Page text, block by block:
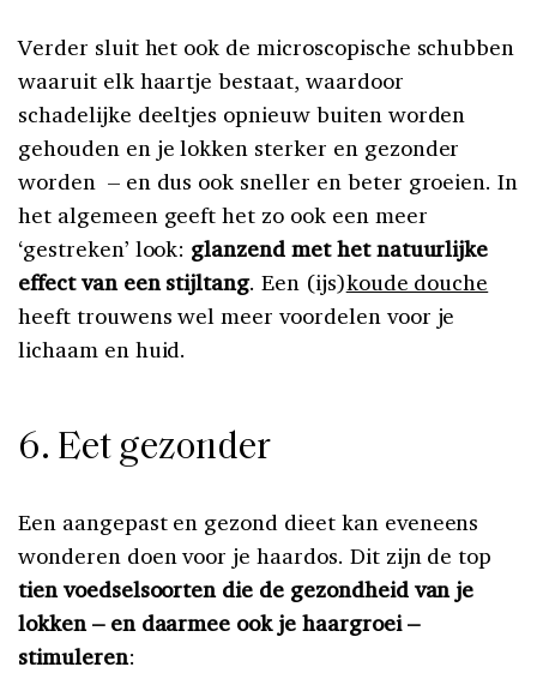
Verder sluit het ook de microscopische schubben
waaruit elk haartje bestaat, waardoor
schadelijke deeltjes opnieuw buiten worden
gehouden en je lokken sterker en gezonder
worden – en dus ook sneller en beter groeien. In
het algemeen geeft het zo ook een meer
‘gestreken’ look: glanzend met het natuurlijke
effect van een stijltang. Een (ijs)koude douche
heeft trouwens wel meer voordelen voor je
lichaam en huid.
6. Eet gezonder
Een aangepast en gezond dieet kan eveneens
wonderen doen voor je haardos. Dit zijn de top
tien voedselsoorten die de gezondheid van je
lokken – en daarmee ook je haargroei –
stimuleren: